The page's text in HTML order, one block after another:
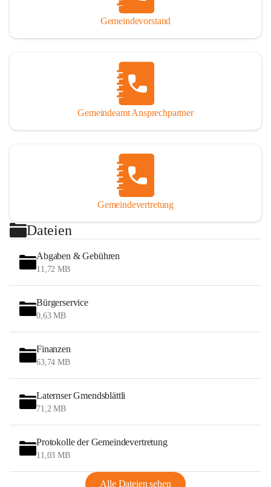
Gemeindevorstand
Gemeindeamt Ansprechpartner
Gemeindevertretung
Dateien
Abgaben & Gebühren
11,72 MB
Bürgerservice
0,63 MB
Finanzen
63,74 MB
Laternser Gmendsblättli
71,2 MB
Protokolle der Gemeindevertretung
11,03 MB
Alle Dateien sehen